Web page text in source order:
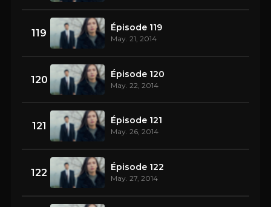
119 Épisode 119
May. 21, 2014
120 Épisode 120
May. 22, 2014
121 Épisode 121
May. 26, 2014
122 Épisode 122
May. 27, 2014